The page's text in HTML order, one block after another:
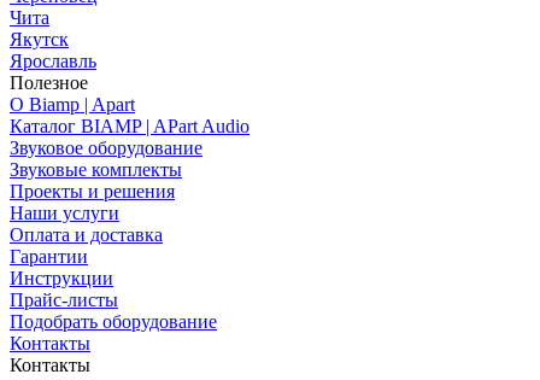
Чита
Якутск
Ярославль
Полезное
О Biamp | Apart
Каталог BIAMP | APart Audio
Звуковое оборудование
Звуковые комплекты
Проекты и решения
Наши услуги
Оплата и доставка
Гарантии
Инструкции
Прайс-листы
Подобрать оборудование
Контакты
Контакты